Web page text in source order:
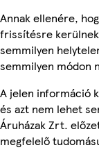
Annak ellenére,
frissítésre
semmilyen
semmilyen módon
A jelen információ
és azt nem lehet
Áruházak Zrt.
megfelelő